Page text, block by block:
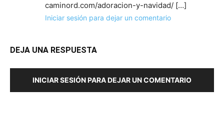
caminord.com/adoracion-y-navidad/ […]
Iniciar sesión para dejar un comentario
DEJA UNA RESPUESTA
INICIAR SESIÓN PARA DEJAR UN COMENTARIO